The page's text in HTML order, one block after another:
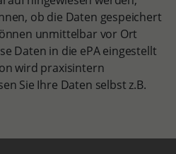
ob die Daten gespeichert
unmittelbar vor Ort
Daten in die ePA eingestellt
wird praxisintern
Sie Ihre Daten selbst z.B.